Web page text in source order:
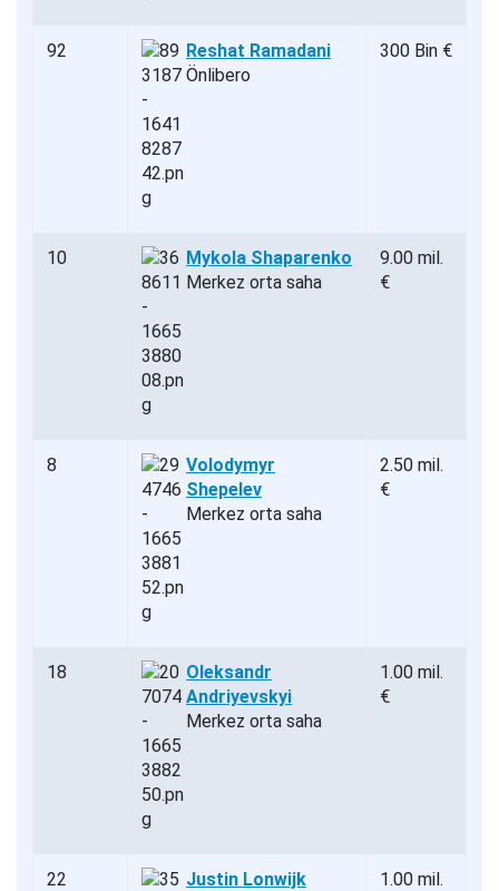
92
Reshat Ramadani
Önlibero
300 Bin €
10
Mykola Shaparenko
Merkez orta saha
9.00 mil.
€
8
Volodymyr
Shepelev
Merkez orta saha
2.50 mil.
€
18
Oleksandr
Andriyevskyi
Merkez orta saha
1.00 mil.
€
22
Justin Lonwijk
1.00 mil.